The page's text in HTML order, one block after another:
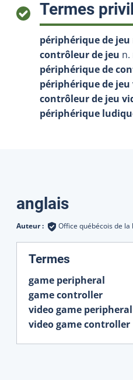
Termes
périphérique de jeu
contrôleur de jeu n.
périphérique de
périphérique de jeu
contrôleur de jeu
périphérique
Traductions
anglais
Auteur : Office québécois de la
Termes
game peripheral
game controller
video game peripheral
video game controller